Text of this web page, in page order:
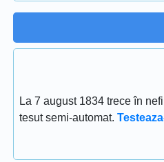
La 7 august 1834 trece în
tesut semi-automat.